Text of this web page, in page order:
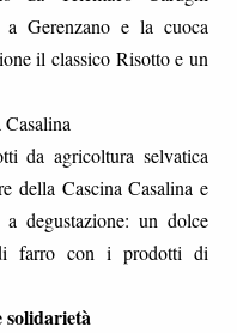
Gerenzano e la cuoca
il classico Risotto e un
Casalina
da agricoltura selvatica
della Cascina Casalina e
degustazione: un dolce
farro con i prodotti di
solidarietà